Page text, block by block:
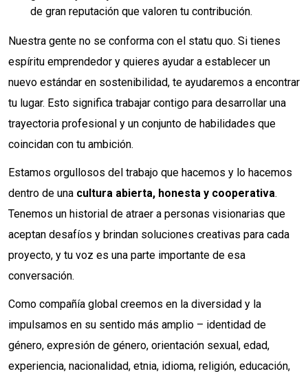
de gran reputación que valoren tu contribución.
Nuestra gente no se conforma con el statu quo. Si tienes
espíritu emprendedor y quieres ayudar a establecer un
nuevo estándar en sostenibilidad, te ayudaremos a encontrar
tu lugar. Esto significa trabajar contigo para desarrollar una
trayectoria profesional y un conjunto de habilidades que
coincidan con tu ambición.
Estamos orgullosos del trabajo que hacemos y lo hacemos
dentro de una cultura abierta, honesta y cooperativa.
Tenemos un historial de atraer a personas visionarias que
aceptan desafíos y brindan soluciones creativas para cada
proyecto, y tu voz es una parte importante de esa
conversación.
Como compañía global creemos en la diversidad y la
impulsamos en su sentido más amplio – identidad de
género, expresión de género, orientación sexual, edad,
experiencia, nacionalidad, etnia, idioma, religión, educación,